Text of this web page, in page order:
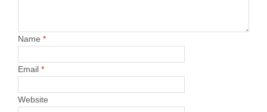
Name *
Email *
Website